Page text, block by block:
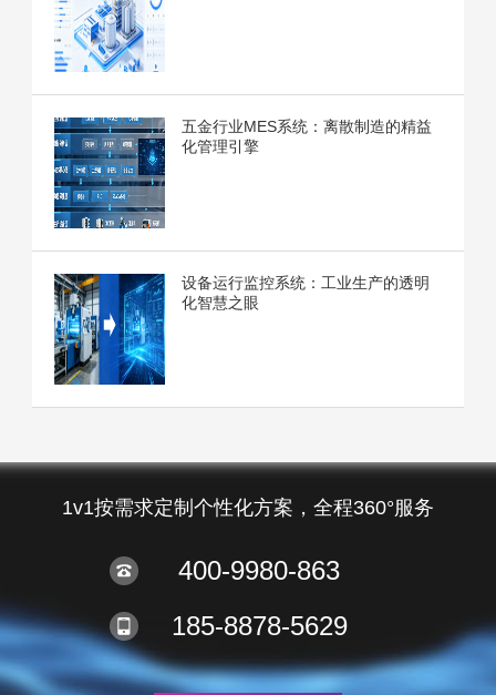
五金行业MES系统：离散制造的精益
化管理引擎
设备运行监控系统：工业生产的透明
化智慧之眼
1v1按需求定制个性化方案，全程360°服务
400-9980-863
185-8878-5629